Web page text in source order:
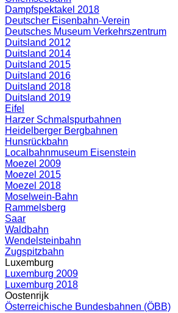
Dampfspektakel 2018
Deutscher Eisenbahn-Verein
Deutsches Museum Verkehrszentrum
Duitsland 2012
Duitsland 2014
Duitsland 2015
Duitsland 2016
Duitsland 2018
Duitsland 2019
Eifel
Harzer Schmalspurbahnen
Heidelberger Bergbahnen
Hunsrückbahn
Localbahnmuseum Eisenstein
Moezel 2009
Moezel 2015
Moezel 2018
Moselwein-Bahn
Rammelsberg
Saar
Waldbahn
Wendelsteinbahn
Zugspitzbahn
Luxemburg
Luxemburg 2009
Luxemburg 2018
Oostenrijk
Österreichische Bundesbahnen (ÖBB)